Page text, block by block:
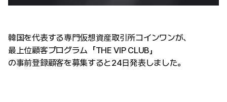
韓国を代表する専門仮想資産取引所コインワンが、
最上位顧客プログラム「THE VIP CLUB」
の事前登録顧客を募集すると24日発表しました。